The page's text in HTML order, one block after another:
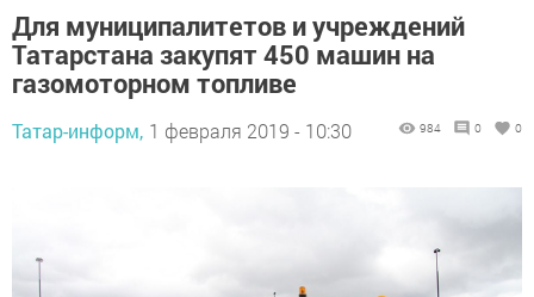
Для муниципалитетов и учреждений
Татарстана закупят 450 машин на
газомоторном топливе
Татар-информ, 1 февраля 2019 - 10:30 984 0 0